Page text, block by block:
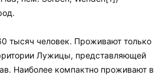
тысяч человек. Проживают только
Лужицы, представляющей
Наиболее компактно проживают в